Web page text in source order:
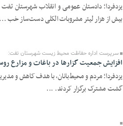
یزدفردا؛ دادستان عمومی و انقلاب شهرستان
بیش از هزار لیتر مشروبات الکلی دست‌ساز خب ...
سرپرست اداره حفاظت محیط زیست شهرستان تفت:
افزایش جمعیت گزار‌ها در باغات و مزارع
یزدفردا؛ مردم و محیط‌بانان، با هدف کاهش و
گشت مشترک برگزار کردند. ...